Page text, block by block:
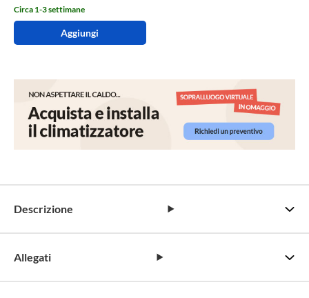
Circa 1-3 settimane
Aggiungi
Descrizione
Allegati